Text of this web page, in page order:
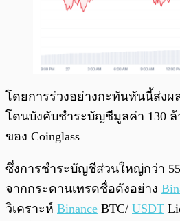
โดยการร่วงอย่างกะทันหันนี้ส่งผ
โดนบังคับชำระบัญชีมูลค่า 130
ของ Coinglass
ซึ่งการชำระบัญชีส่วนใหญ่กว่า
จากกระดานเทรดชื่อดังอย่าง
วิเคราะห์ Binance BTC/ USDT